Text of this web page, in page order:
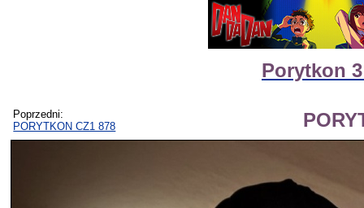
Porytkon
Poprzedni:
PORYTKON CZ1 878